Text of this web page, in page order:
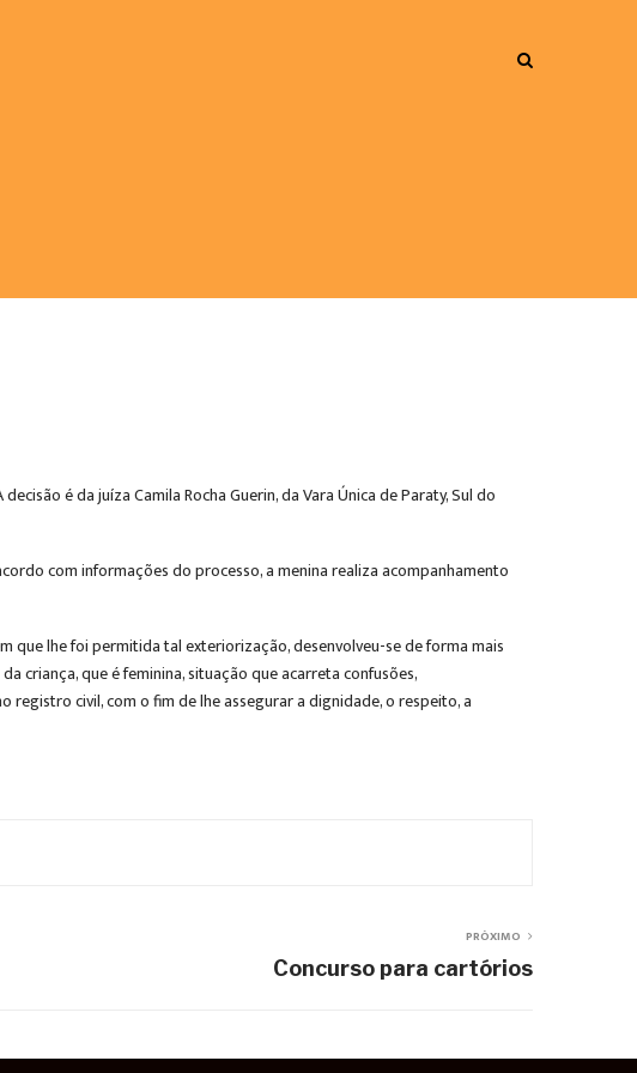
é da juíza Camila Rocha Guerin, da Vara Única de Paraty, Sul do
com informações do processo, a menina realiza acompanhamento
que lhe foi permitida tal exteriorização, desenvolveu-se de forma mais
criança, que é feminina, situação que acarreta confusões,
civil, com o fim de lhe assegurar a dignidade, o respeito, a
PRÓXIMO
Concurso para cartórios